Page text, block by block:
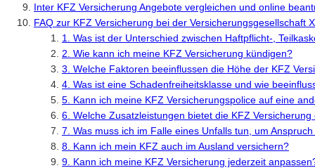
Inter KFZ Versicherung Angebote vergleichen und online
FAQ zur KFZ Versicherung bei der Versicherungsgesellschaft
1. Was ist der Unterschied zwischen Haftpflicht-,
2. Wie kann ich meine KFZ Versicherung kündigen?
3. Welche Faktoren beeinflussen die Höhe der KFZ
4. Was ist eine Schadenfreiheitsklasse und wie
5. Kann ich meine KFZ Versicherungspolice auf eine
6. Welche Zusatzleistungen bietet die KFZ
7. Was muss ich im Falle eines Unfalls tun, um
8. Kann ich mein KFZ auch im Ausland versichern?
9. Kann ich meine KFZ Versicherung jederzeit